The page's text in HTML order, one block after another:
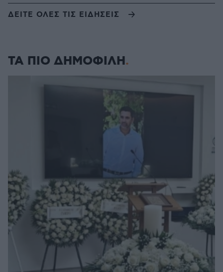
ΔΕΙΤΕ ΟΛΕΣ ΤΙΣ ΕΙΔΗΣΕΙΣ
ΤΑ ΠΙΟ ΔΗΜΟΦΙΛΗ